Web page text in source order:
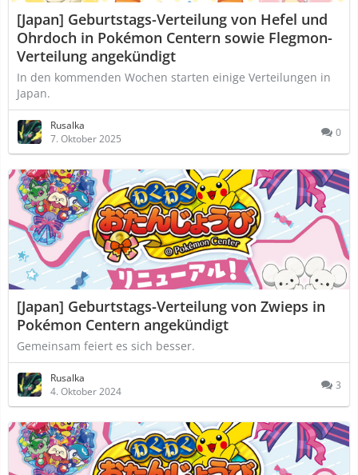
[Japan] Geburtstags-Verteilung von Hefel und
Ohrdoch in Pokémon Centern sowie Flegmon-
Verteilung angekündigt
In den kommenden Wochen starten einige Verteilungen in
Japan.
Rusalka
7. Oktober 2025
0
[Japan] Geburtstags-Verteilung von Zwieps in
Pokémon Centern angekündigt
Gemeinsam feiert es sich besser.
Rusalka
4. Oktober 2024
3